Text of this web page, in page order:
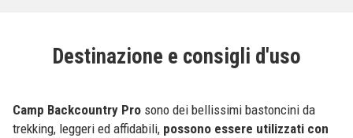
Destinazione e consigli d'uso
Camp Backcountry Pro sono dei bellissimi bastoncini da
trekking, leggeri ed affidabili, possono essere utilizzati con